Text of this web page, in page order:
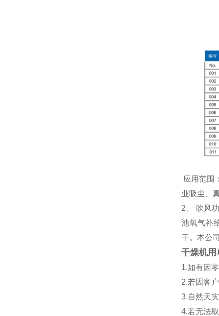
应用范围
业吸尘、
2、 吹风
池氧气补
干。本公
干燥机用
1.如有因
2.若因客
3.自然天
4.若无法